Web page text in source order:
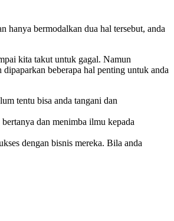
hanya bermodalkan dua hal tersebut, anda
kita takut untuk gagal. Namun
beberapa hal penting untuk anda
tentu bisa anda tangani dan
dan menimba ilmu kepada
dengan bisnis mereka. Bila anda